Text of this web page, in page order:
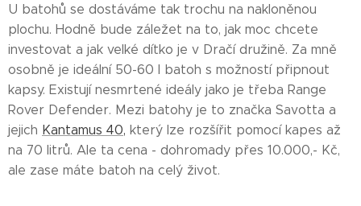
U batohů se dostáváme tak trochu na nakloněnou
plochu. Hodně bude záležet na to, jak moc chcete
investovat a jak velké dítko je v Dračí družině. Za mně
osobně je ideální 50-60 l batoh s možností připnout
kapsy. Existují nesmrtené ideály jako je třeba Range
Rover Defender. Mezi batohy je to značka Savotta a
jejich Kantamus 40, který lze rozšířit pomocí kapes až
na 70 litrů. Ale ta cena - dohromady přes 10.000,- Kč,
ale zase máte batoh na celý život.